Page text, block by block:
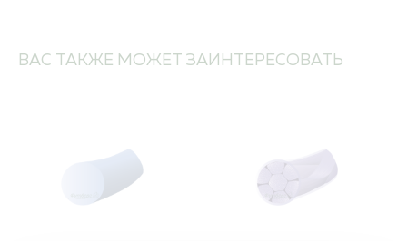
ВАС ТАКЖЕ МОЖЕТ ЗАИНТЕРЕСОВАТЬ